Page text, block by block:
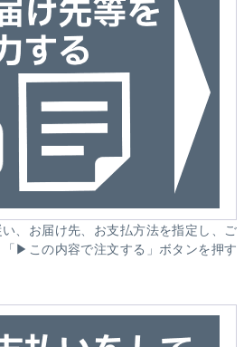
、お届け先、お支払方法を指定し、ご
▶この内容で注文する」ボタンを押す